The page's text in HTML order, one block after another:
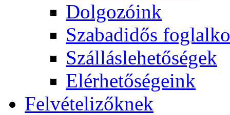
Dolgozóink
Szabadidős
Szálláslehetőségek
Elérhetőségeink
Felvételizőknek